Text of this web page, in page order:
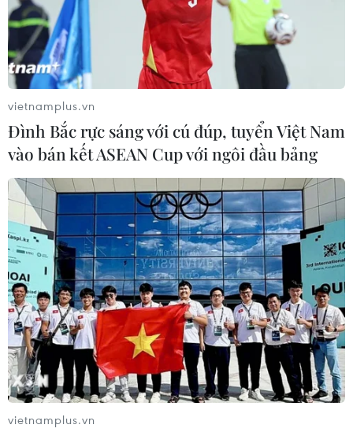
#mưa lớn #ngập úng #lốc xoáy và sét
Theo dõi VietnamPlus
vietnamplus.vn
Đình Bắc rực sáng với cú đúp, tuyển Việt Nam
vào bán kết ASEAN Cup với ngôi đầu bảng
vietnamplus.vn